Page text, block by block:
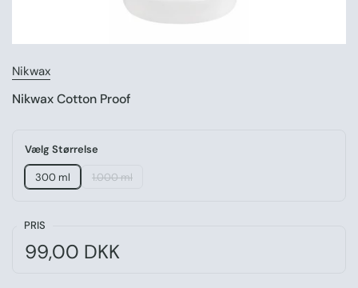
Nikwax
Nikwax Cotton Proof
Vælg Størrelse
300 ml 1.000 ml
PRIS
Pris:
99,00 DKK
Normal pris: